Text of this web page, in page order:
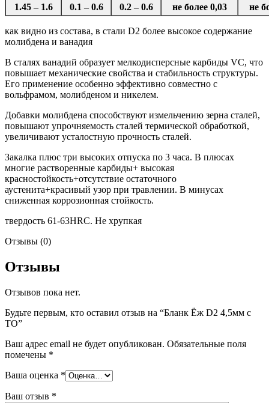
1.45 – 1.6
0.1 – 0.6 0.2 – 0.6 не более 0,03 не
как видно из состава, в стали D2 более высокое содержание
молибдена и ванадия
В сталях ванадий образует мелкодисперсные карбиды VC, что
повышает механические свойства и стабильность структуры.
Его применение особенно эффективно совместно с
вольфрамом, молибденом и никелем.
Добавки молибдена способствуют измельчению зерна сталей,
повышают упрочняемость сталей термической обработкой,
увеличивают усталостную прочность сталей.
Закалка плюс три высоких отпуска по 3 часа. В плюсах
многие растворенные карбиды+ высокая
красностойкость+отсутствие остаточного
аустенита+красивый узор при травлении. В минусах
сниженная коррозионная стойкость.
твердость 61-63HRC. Не хрупкая
Отзывы (0)
Отзывы
Отзывов пока нет.
Будьте первым, кто оставил отзыв на “Бланк Ёж D2 4,5мм с
ТО”
Ваш адрес email не будет опубликован. Обязательные поля
помечены *
Ваша оценка *
Ваш отзыв *